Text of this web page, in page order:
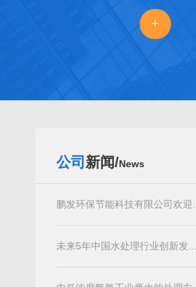
+
公司 新闻/News
鹏发环保节能科技有限公司欢迎...
未来5年中国水处理行业创新发...